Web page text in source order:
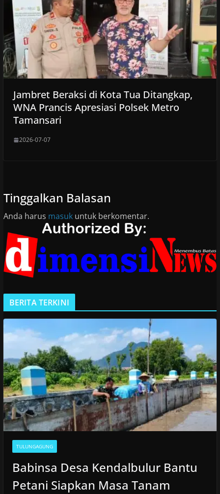
Jambret Beraksi di Kota Tua Ditangkap,
WNA Prancis Apresiasi Polsek Metro
Tamansari
2026-07-07
Tinggalkan Balasan
Anda harus masukuntuk berkomentar.
BERITA TERKINI
TULUNGAGUNG
Babinsa Desa Kendalbulur Bantu
Petani Siapkan Masa Tanam